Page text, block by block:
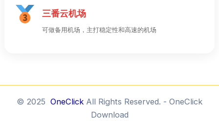
三番云机场
可做备用机场，主打稳定性和高速的机场
© 2025 OneClick All Rights Reserved. - OneClick
Download